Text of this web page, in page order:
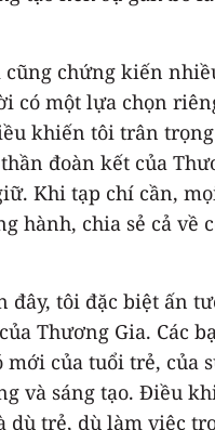
cũng chứng kiến
có một lựa chọn
khiến tôi trân
đoàn kết của
Khi tạp chí cần,
hành, chia sẻ cả về
đây, tôi đặc biệt ấn
Thương Gia. Các
mới của tuổi trẻ, của
và sáng tạo. Điều
dù trẻ, dù làm việc